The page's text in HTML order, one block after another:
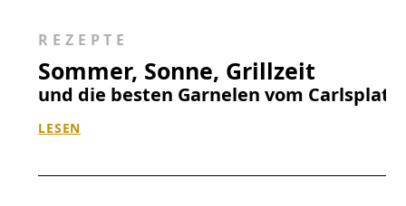
REZEPTE
Sommer, Sonne, Grillzeit
und die besten Garnelen vom Carlsplatz
LESEN